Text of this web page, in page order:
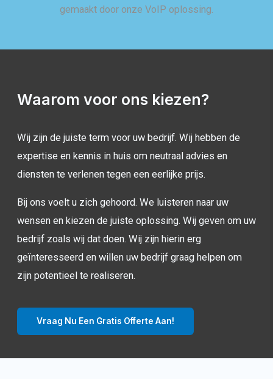
gemaakt door onze VoIP oplossing.
Waarom voor ons kiezen?
Wij zijn de juiste term voor uw bedrijf. Wij hebben de
expertise en kennis in huis om neutraal advies en
diensten te verlenen tegen een eerlijke prijs.
Bij ons voelt u zich gehoord. We luisteren naar uw
wensen en kiezen de juiste oplossing. Wij geven om uw
bedrijf zoals wij dat doen. Wij zijn hierin erg
geïnteresseerd en willen uw bedrijf graag helpen om
zijn potentieel te realiseren.
Vraag Nu Een Gratis Offerte Aan!